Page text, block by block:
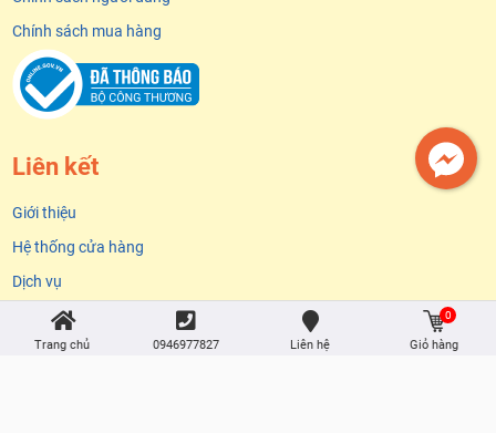
Chính sách mua hàng
Liên kết
Giới thiệu
Hệ thống cửa hàng
Dịch vụ
Sản phẩm
Ưu đãi đặc biệt
Trang chủ 0946977827 Liên hệ
0
Giỏ hàng